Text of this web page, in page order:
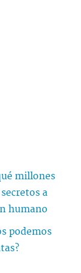
millones
a
humano
podemos